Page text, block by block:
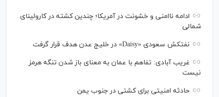
ادامه ناامنی و خشونت در آمریکا؛ چندین کشته در کارولینای
شمالی
نفتکش سعودی «Daisy» در خلیج عدن هدف قرار گرفت
غریب آبادی: تفاهم با عمان به معنای باز شدن تنگه هرمز
نیست
حادثه امنیتی برای کشتی در جنوب یمن